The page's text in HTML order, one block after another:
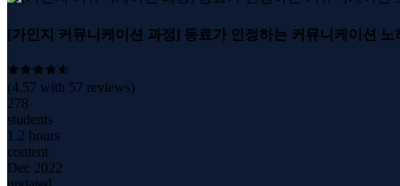
[가인지 커뮤니케이션 과정] 동료가 인정하는 커뮤니케이션 노
(4.57 with 57 reviews)
278
students
1.2 hours
content
Dec 2022